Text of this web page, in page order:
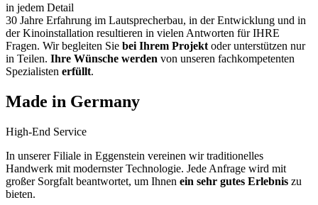
in jedem Detail
30 Jahre Erfahrung im Lautsprecherbau, in der Entwicklung und in
der Kinoinstallation resultieren in vielen Antworten für IHRE
Fragen. Wir begleiten Sie bei Ihrem Projekt oder unterstützen nur
in Teilen. Ihre Wünsche werden von unseren fachkompetenten
Spezialisten erfüllt.
Made in Germany
High-End Service
In unserer Filiale in Eggenstein vereinen wir traditionelles
Handwerk mit modernster Technologie. Jede Anfrage wird mit
großer Sorgfalt beantwortet, um Ihnen ein sehr gutes Erlebnis zu
bieten.